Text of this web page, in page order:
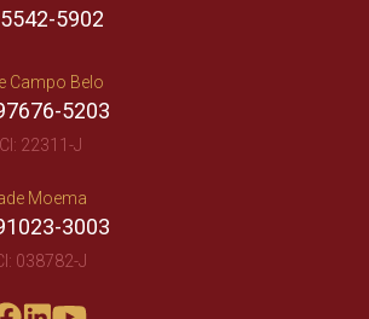
5542-5902
Campo Belo
5203
22311-J
Moema
3003
038782-J